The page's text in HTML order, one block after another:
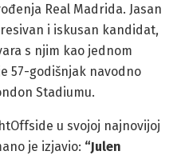
Real Madrida. Jasan
i iskusan kandidat,
s njim kao jednom
57-godišnjak navodno
Stadiumu.
u svojoj najnovijoj
je izjavio: “Julen